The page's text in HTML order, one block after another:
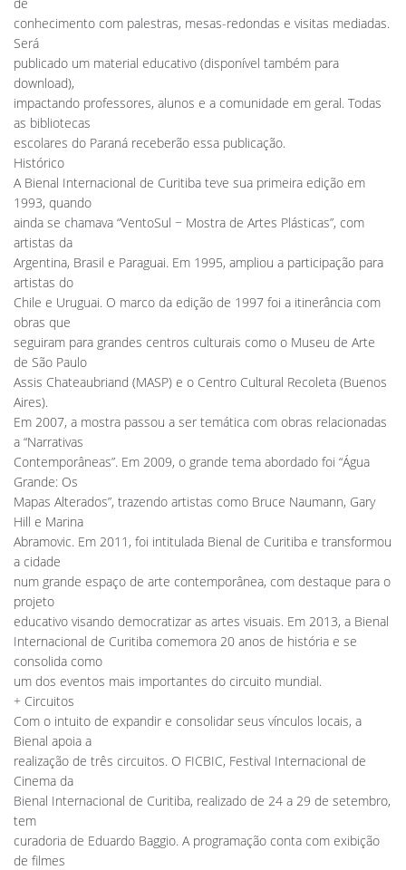
conhecimento com palestras, mesas-redondas e visitas mediadas.
Será
publicado um material educativo (disponível também para
download),
impactando professores, alunos e a comunidade em geral. Todas
as bibliotecas
escolares do Paraná receberão essa publicação.
Histórico
A Bienal Internacional de Curitiba teve sua primeira edição em
1993, quando
ainda se chamava “VentoSul − Mostra de Artes Plásticas”, com
artistas da
Argentina, Brasil e Paraguai. Em 1995, ampliou a participação para
artistas do
Chile e Uruguai. O marco da edição de 1997 foi a itinerância com
obras que
seguiram para grandes centros culturais como o Museu de Arte
de São Paulo
Assis Chateaubriand (MASP) e o Centro Cultural Recoleta (Buenos
Aires).
Em 2007, a mostra passou a ser temática com obras relacionadas
a “Narrativas
Contemporâneas”. Em 2009, o grande tema abordado foi “Água
Grande: Os
Mapas Alterados”, trazendo artistas como Bruce Naumann, Gary
Hill e Marina
Abramovic. Em 2011, foi intitulada Bienal de Curitiba e transformou
a cidade
num grande espaço de arte contemporânea, com destaque para o
projeto
educativo visando democratizar as artes visuais. Em 2013, a Bienal
Internacional de Curitiba comemora 20 anos de história e se
consolida como
um dos eventos mais importantes do circuito mundial.
+ Circuitos
Com o intuito de expandir e consolidar seus vínculos locais, a
Bienal apoia a
realização de três circuitos. O FICBIC, Festival Internacional de
Cinema da
Bienal Internacional de Curitiba, realizado de 24 a 29 de setembro,
tem
curadoria de Eduardo Baggio. A programação conta com exibição
de filmes